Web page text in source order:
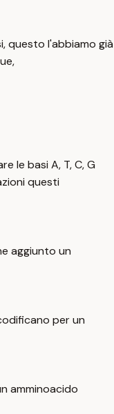
questo l'abbiamo già
le basi A, T, C, G
questi
aggiunto un
per un
amminoacido